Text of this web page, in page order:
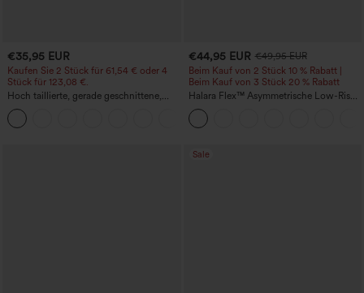
€35,95 EUR
Kaufen Sie 2 Stück für 61,54 € oder 4
Stück für 123,08 €.
Hoch taillierte, gerade geschnittene,
legere Leinen-Optik-Hose mit Taschen
€44,95 EUR €49,95 EUR
Beim Kauf von 2 Stück 10 % Rabatt |
Beim Kauf von 3 Stück 20 % Rabatt
Halara Flex™ Asymmetrische Low-Rise-
Jeans mit Reißverschlusstaschen,
Baggy-Stil, weitem Bein, gewaschen,
lässig
Sale